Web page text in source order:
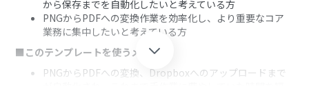
から保存までを自動化したいと考えている方
PNGからPDFへの変換作業を効率化し、より重要なコア
業務に集中したいと考えている方
■このテンプレートを使うメリット
PNGからPDFへの変換、Dropboxへのアップロードまで